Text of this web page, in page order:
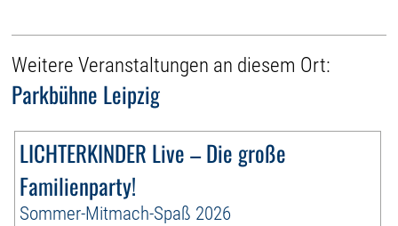
Weitere Veranstaltungen an diesem Ort:
Parkbühne Leipzig
LICHTERKINDER Live – Die große
Familienparty!
Sommer-Mitmach-Spaß 2026